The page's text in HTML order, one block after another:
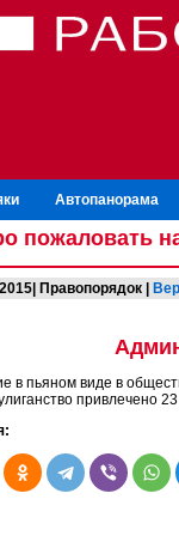
Автопанорама
пожаловать
Правопорядок |
в пьяном виде в
привлечено